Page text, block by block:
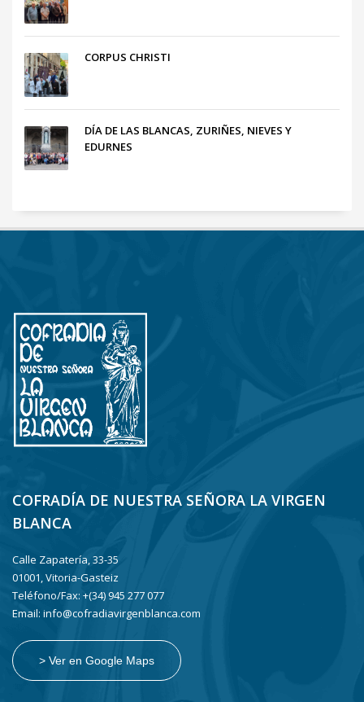
CORPUS CHRISTI
DÍA DE LAS BLANCAS, ZURIÑES, NIEVES Y
EDURNES
COFRADÍA DE NUESTRA SEÑORA LA VIRGEN
BLANCA
Calle Zapatería, 33-35
01001, Vitoria-Gasteiz
Teléfono/Fax: +(34) 945 277 077
Email: info@cofradiavirgenblanca.com
> Ver en Google Maps